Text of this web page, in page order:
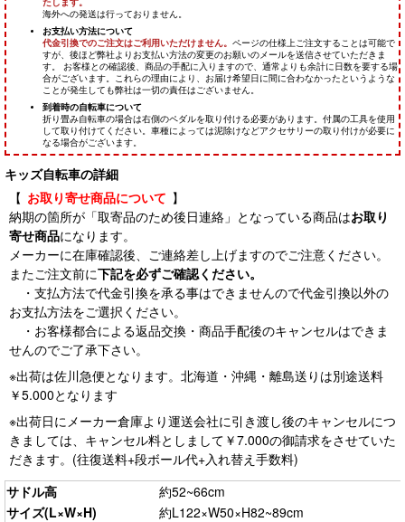
キッズ自転車の詳細
【 お取り寄せ商品について 】
納期の箇所が「取寄品のため後日連絡」となっている商品はお取り
寄せ商品になります。
メーカーに在庫確認後、ご連絡差し上げますのでご注意ください。
またご注文前に下記を必ずご確認ください。
・支払方法で代金引換を承る事はできませんので代金引換以外の
お支払方法をご選択ください。
・お客様都合による返品交換・商品手配後のキャンセルはできま
せんのでご了承下さい。
※出荷は佐川急便となります。北海道・沖縄・離島送りは別途送料
￥5.000となります
※出荷日にメーカー倉庫より運送会社に引き渡し後のキャンセルにつ
きましては、キャンセル料としまして￥7.000の御請求をさせていた
だきます。(往復送料+段ボール代+入れ替え手数料)
サドル高
約52~66cm
サイズ(L×W×H)
約L122×W50×H82~89cm